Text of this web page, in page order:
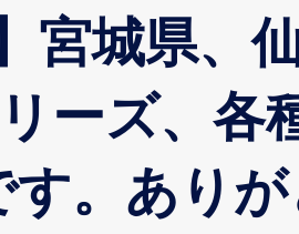
宮城県、
ーズ、各
。あり